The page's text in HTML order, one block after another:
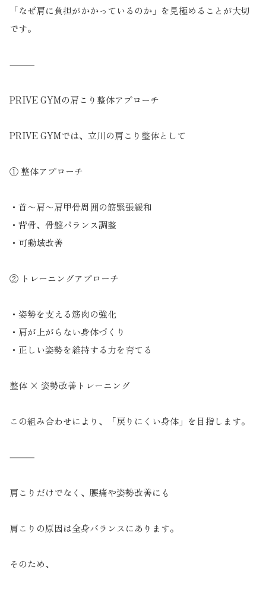
「なぜ肩に負担がかかっているのか」を見極めることが大切
です。
⸻
PRIVE GYMの肩こり整体アプローチ
PRIVE GYMでは、立川の肩こり整体として
① 整体アプローチ
・首〜肩〜肩甲骨周囲の筋緊張緩和
・背骨、骨盤バランス調整
・可動域改善
② トレーニングアプローチ
・姿勢を支える筋肉の強化
・肩が上がらない身体づくり
・正しい姿勢を維持する力を育てる
整体 × 姿勢改善トレーニング
この組み合わせにより、「戻りにくい身体」を目指します。
⸻
肩こりだけでなく、腰痛や姿勢改善にも
肩こりの原因は全身バランスにあります。
そのため、